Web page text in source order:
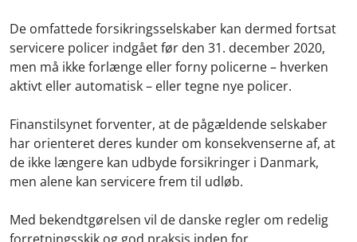
De omfattede forsikringsselskaber kan dermed fortsat
servicere policer indgået før den 31. december 2020,
men må ikke forlænge eller forny policerne – hverken
aktivt eller automatisk – eller tegne nye policer.
Finanstilsynet forventer, at de pågældende selskaber
har orienteret deres kunder om konsekvenserne af, at
de ikke længere kan udbyde forsikringer i Danmark,
men alene kan servicere frem til udløb.
Med bekendtgørelsen vil de danske regler om redelig